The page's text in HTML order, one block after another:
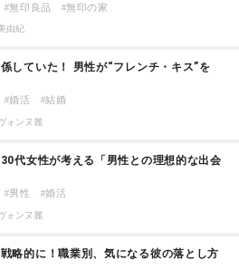
無印良品 無印の家
由紀
していた！ 男性が“フレンチ・キス”を
婚活 結婚
ォンヌ麗
30代女性が考える「男性との理想的な出会
男性 婚活
ォンヌ麗
略的に！職業別、気になる彼の落とし方